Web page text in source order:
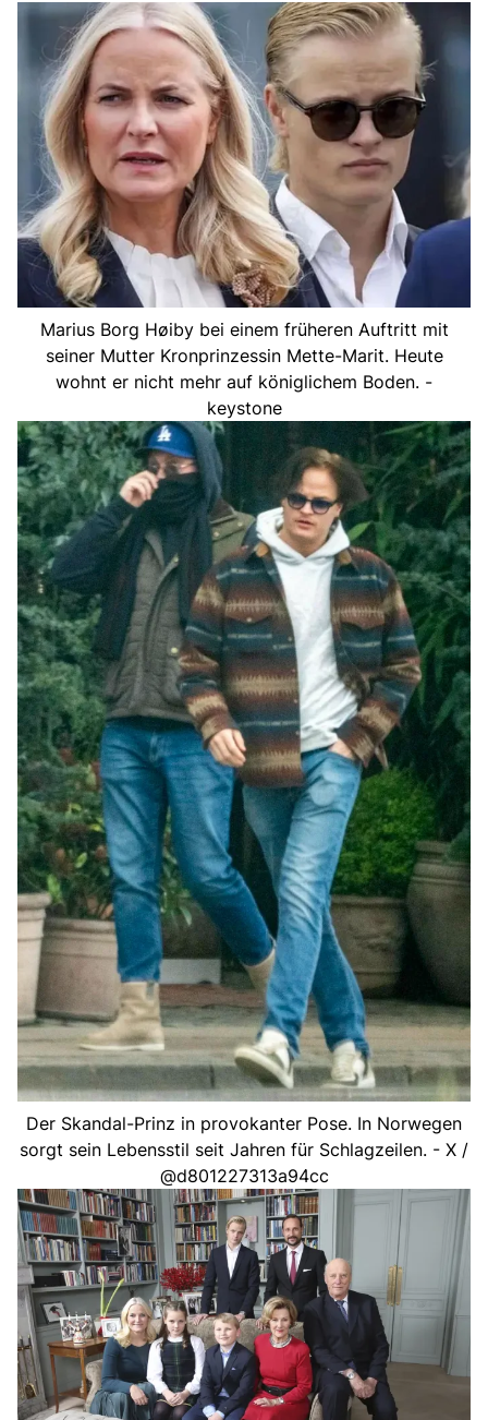
Marius Borg Høiby bei einem früheren Auftritt mit
seiner Mutter Kronprinzessin Mette-Marit. Heute
wohnt er nicht mehr auf königlichem Boden. -
keystone
Der Skandal-Prinz in provokanter Pose. In Norwegen
sorgt sein Lebensstil seit Jahren für Schlagzeilen. - X /
@d801227313a94cc